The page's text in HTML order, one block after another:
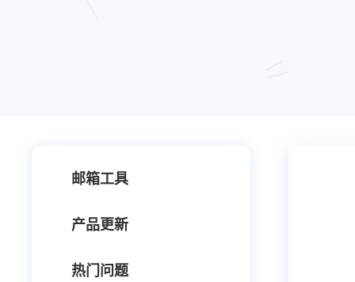
邮箱工具
产品更新
热门问题